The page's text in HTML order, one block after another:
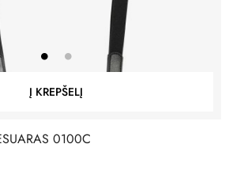
Į KREPŠELĮ
0100C